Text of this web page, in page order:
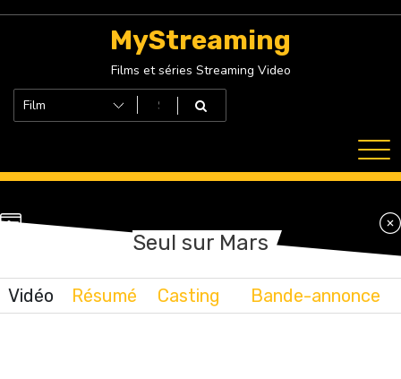
MyStreaming
Films et séries Streaming Video
Seul sur Mars
Vidéo Résumé Casting Bande-annonce